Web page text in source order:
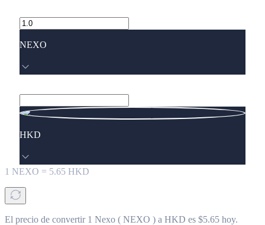
NEXO
HKD
1 NEXO = 5.65 HKD
El precio de convertir 1 Nexo ( NEXO ) a HKD es $5.65 hoy.